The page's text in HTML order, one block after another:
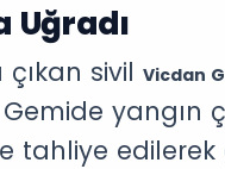
Uğradı
sivil Vicdan
yangın
tahliye edilerek